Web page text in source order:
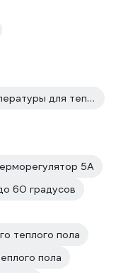
Двухфазные терморегуляторы температуры для теплого пола
5А
60 градусов
теплого пола
пола